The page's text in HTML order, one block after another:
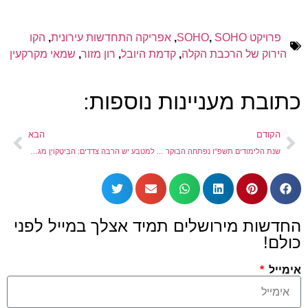
פרויקט SOHO , SOHO
, אפריקה התחדשות עירונית, הקו
הירוק של הרכבת הקלה, קדמת היובל, רון מזור, שמאי מקרקעין
כתובת מעניינות נוספות:
הקודם הבא
החדשות מירושלים תמיד אצלך במייל לפני
כולם!
אימייל